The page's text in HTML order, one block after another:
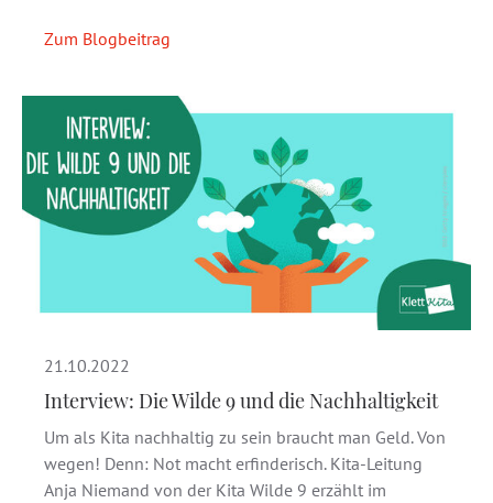
Zum Blogbeitrag
21.10.2022
Interview: Die Wilde 9 und die Nachhaltigkeit
Um als Kita nachhaltig zu sein braucht man Geld. Von
wegen! Denn: Not macht erfinderisch. Kita-Leitung
Anja Niemand von der Kita Wilde 9 erzählt im